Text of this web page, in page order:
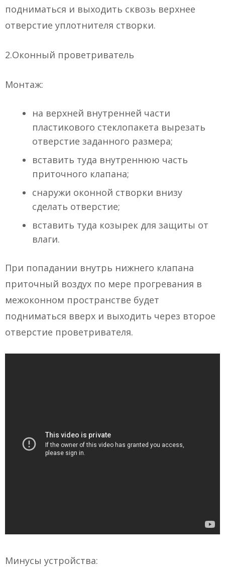
подниматься и выходить сквозь верхнее
отверстие уплотнителя створки.
2.Оконный проветриватель
Монтаж:
на верхней внутренней части
пластикового стеклопакета вырезать
отверстие заданного размера;
вставить туда внутреннюю часть
приточного клапана;
снаружи оконной створки внизу
сделать отверстие;
вставить туда козырек для защиты от
влаги.
При попадании внутрь нижнего клапана
приточный воздух по мере прогревания в
межоконном пространстве будет
подниматься вверх и выходить через второе
отверстие проветривателя.
Минусы устройства: